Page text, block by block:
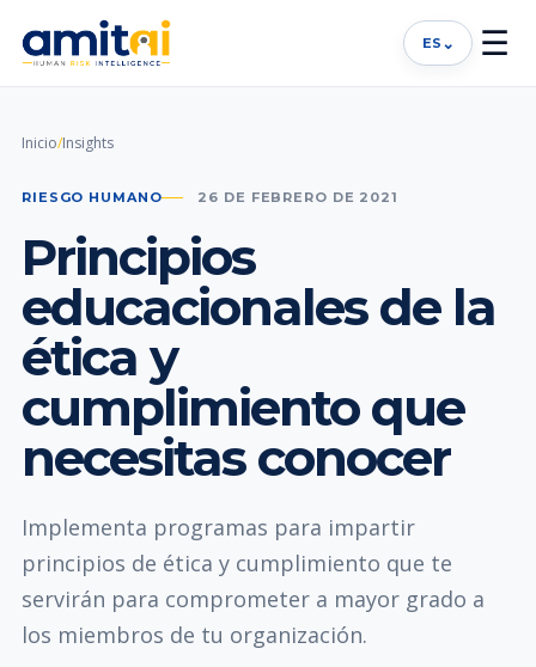
ES ⌄ ☰
Inicio/Insights
RIESGO HUMANO 26 DE FEBRERO DE 2021
Principios
educacionales de la
ética y
cumplimiento que
necesitas conocer
Implementa programas para impartir
principios de ética y cumplimiento que te
servirán para comprometer a mayor grado a
los miembros de tu organización.